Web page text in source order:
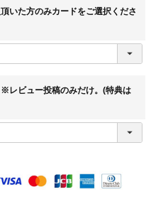
いた方のみカードをご選択くださ
レビュー投稿のみだけ。(特典は